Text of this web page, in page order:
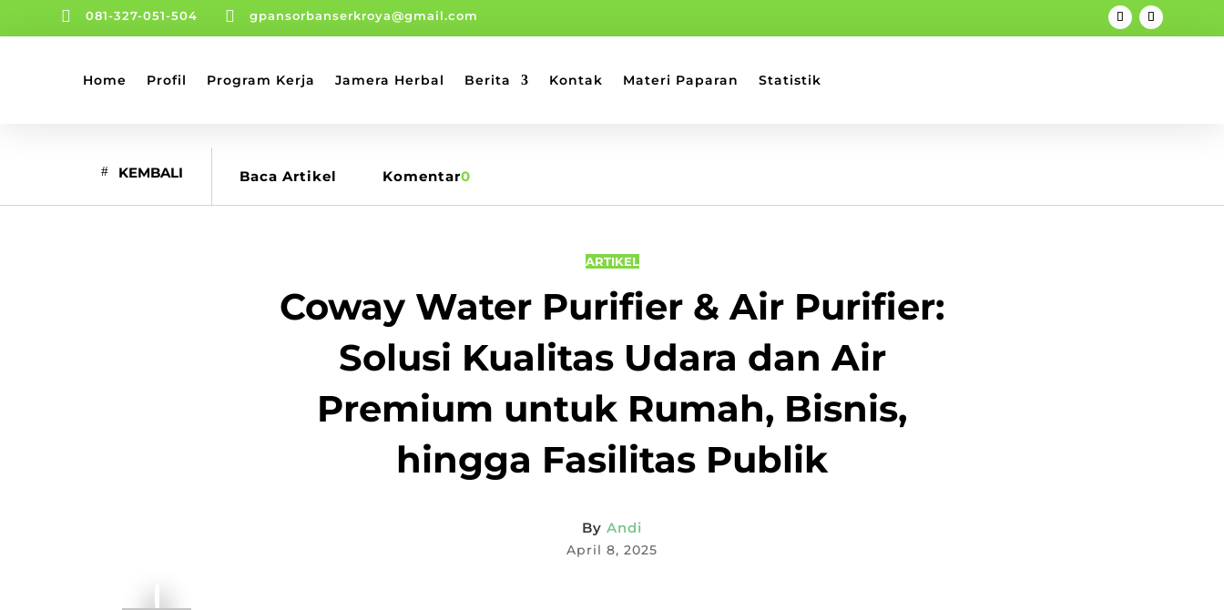
 081-327-051-504  gpansorbanserkroya@gmail.com
Home Profil Program Kerja Jamera Herbal Berita Kontak Materi Paparan Statistik
KEMBALI Baca Artikel Komentar0
ARTIKEL
Coway Water Purifier & Air Purifier:
Solusi Kualitas Udara dan Air
Premium untuk Rumah, Bisnis,
hingga Fasilitas Publik
By Andi
April 8, 2025